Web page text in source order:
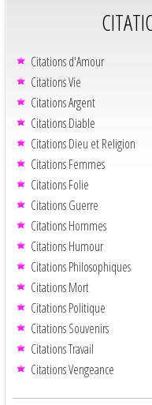
Citations d'Amour
Citations Vie
Citations Argent
Citations Diable
Citations Dieu et Religion
Citations Femmes
Citations Folie
Citations Guerre
Citations Hommes
Citations Humour
Citations Philosophiques
Citations Mort
Citations Politique
Citations Souvenirs
Citations Travail
Citations Vengeance